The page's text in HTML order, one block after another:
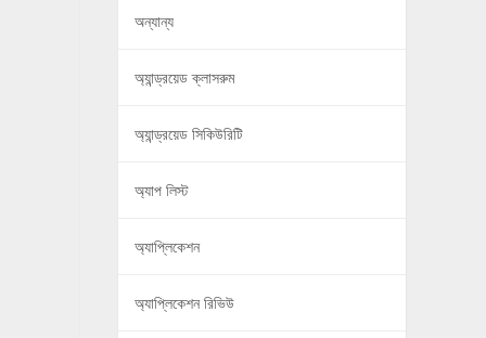
অন্যান্য
অ্যান্ড্রয়েড ক্লাসরুম
অ্যান্ড্রয়েড সিকিউরিটি
অ্যাপ লিস্ট
অ্যাপ্লিকেশন
অ্যাপ্লিকেশন রিভিউ